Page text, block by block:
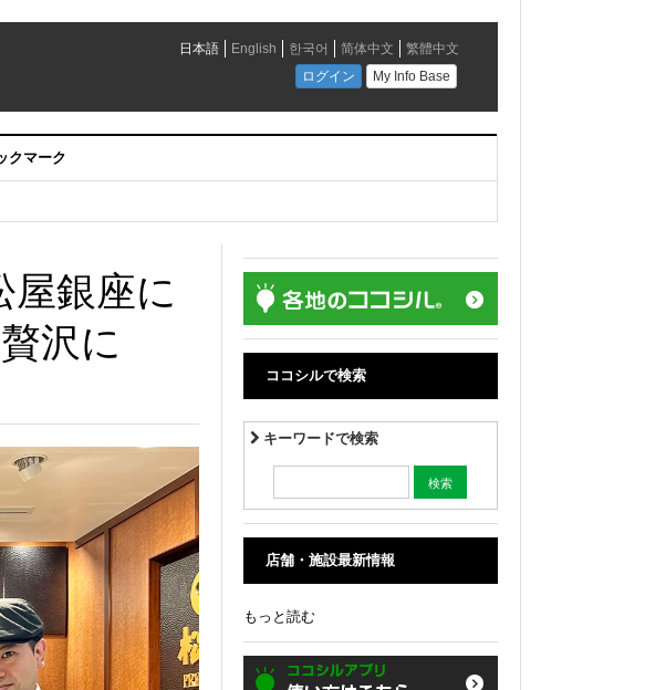
クマーク
屋銀座に
沢に
ココシルで検索
キーワードで検索
店舗・施設最新情報
もっと読む